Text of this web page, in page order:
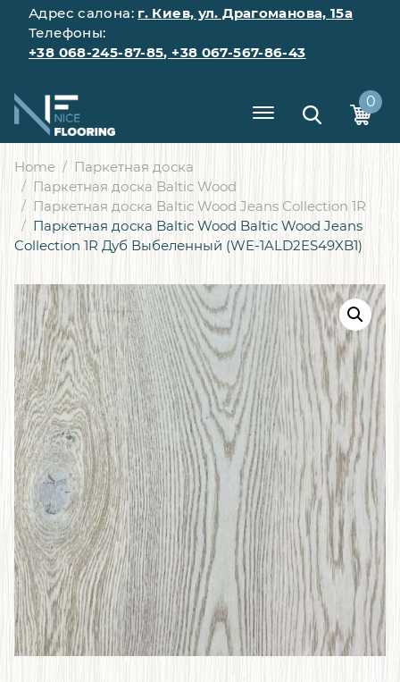
Адрес салона: г. Киев, ул. Драгоманова, 15а
Телефоны:
+38 068-245-87-85, +38 067-567-86-43
0
Home
Паркетная доска
Паркетная доска Baltic Wood
Паркетная доска Baltic Wood Jeans Collection 1R
Паркетная доска Baltic Wood Baltic Wood Jeans
Collection 1R Дуб Выбеленный (WE-1ALD2ES49XB1)